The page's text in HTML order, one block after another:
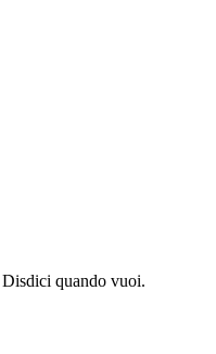
Disdici quando vuoi.